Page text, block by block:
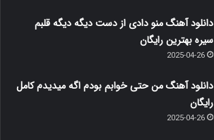
دانلود آهنگ منو دادی از دست دیگه دیگه قلبم
سیره بهترین رایگان
2025-04-26
دانلود آهنگ من حتی خوابم بودم اگه میدیدم کامل
رایگان
2025-04-26